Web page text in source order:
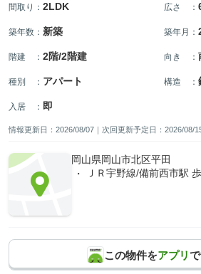
間取り ： 2LDK 広さ ：
築年数 ： 新築 築年月 ：
階建 ： 2階/2階建 向き ：
種別 ： アパート 構造 ：
入居 ： 即
情報更新日：2026/08/07｜次回更新予定日：2026/08/
岡山県岡山市北区平田
ＪＲ宇野線/備前西市駅
この物件をアプリ